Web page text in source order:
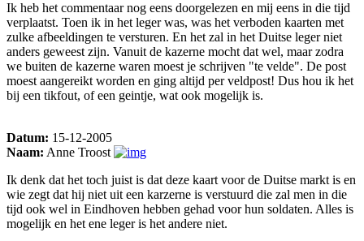
Ik heb het commentaar nog eens doorgelezen en mij eens in die tijd
verplaatst. Toen ik in het leger was, was het verboden kaarten met
zulke afbeeldingen te versturen. En het zal in het Duitse leger niet
anders geweest zijn. Vanuit de kazerne mocht dat wel, maar zodra
we buiten de kazerne waren moest je schrijven "te velde". De post
moest aangereikt worden en ging altijd per veldpost! Dus hou ik het
bij een tikfout, of een geintje, wat ook mogelijk is.
Datum: 15-12-2005
Naam: Anne Troost
Ik denk dat het toch juist is dat deze kaart voor de Duitse markt is en
wie zegt dat hij niet uit een karzerne is verstuurd die zal men in die
tijd ook wel in Eindhoven hebben gehad voor hun soldaten. Alles is
mogelijk en het ene leger is het andere niet.